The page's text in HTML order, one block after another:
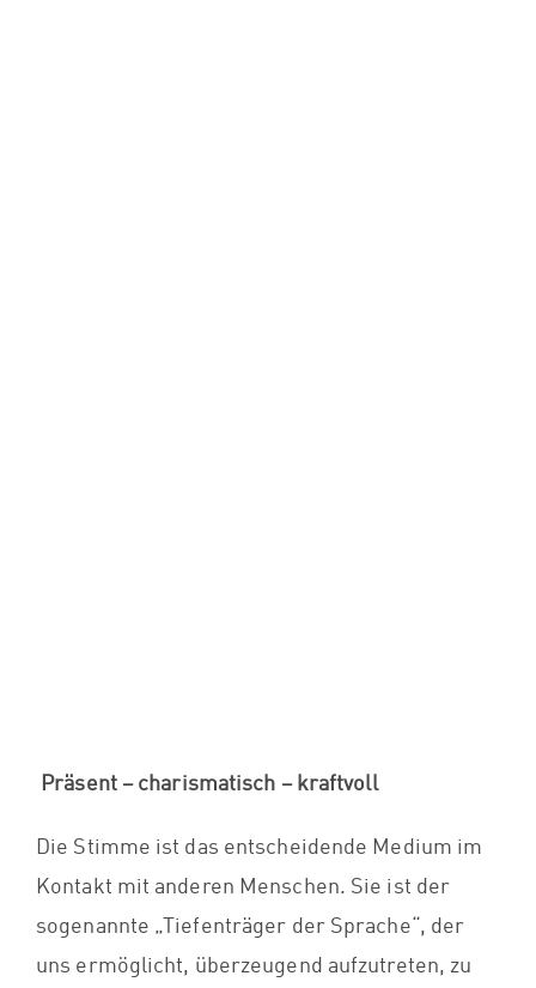
Präsent – charismatisch – kraftvoll
Die Stimme ist das entscheidende Medium im
Kontakt mit anderen Menschen. Sie ist der
sogenannte „Tiefenträger der Sprache“, der
uns ermöglicht, überzeugend aufzutreten, zu